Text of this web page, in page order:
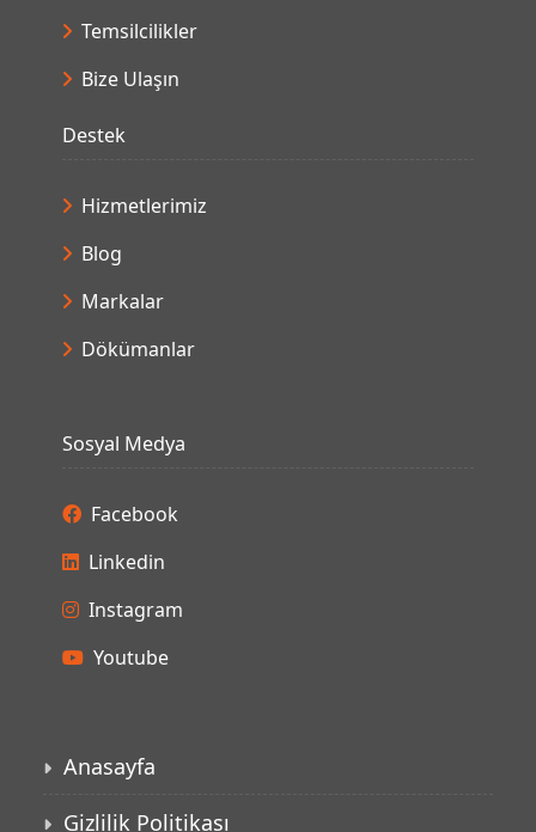
Temsilcilikler
Bize Ulaşın
Destek
Hizmetlerimiz
Blog
Markalar
Dökümanlar
Sosyal Medya
Facebook
Linkedin
Instagram
Youtube
Anasayfa
Gizlilik Politikası